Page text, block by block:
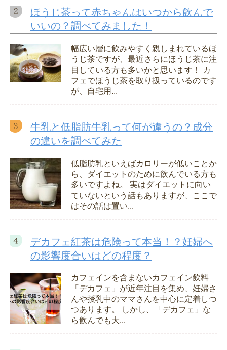
ほうじ茶って赤ちゃんはいつから飲んで
いいの？調べてみました！
幅広い層に飲みやすく親しまれているほ
うじ茶ですが、最近さらにほうじ茶に注
目している方も多いかと思います！ カ
フェでほうじ茶を取り扱っているのです
が、自宅用...
牛乳と低脂肪牛乳って何が違うの？成分
の違いを調べてみた
低脂肪乳といえばカロリーが低いことか
ら、ダイエットのために飲んでいる方も
多いですよね。 実はダイエットに向い
ていないという話もありますが、ここで
はその話は置い...
デカフェ紅茶は危険って本当！？妊婦へ
の影響度合いはどの程度？
カフェインを含まないカフェイン飲料
「デカフェ」が近年注目を集め、妊婦さ
んや授乳中のママさんを中心に定着しつ
つあります。 しかし、「デカフェ」な
ら飲んでも大...